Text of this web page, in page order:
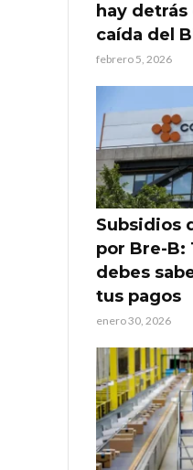
hay detrás
caída del
febrero 5, 2026
Subsidios
por Bre-B:
debes
tus pagos
enero 30, 2026